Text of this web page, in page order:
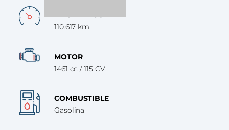
KILÓMETROS
110.617 km
MOTOR
1461 cc / 115 CV
COMBUSTIBLE
Gasolina